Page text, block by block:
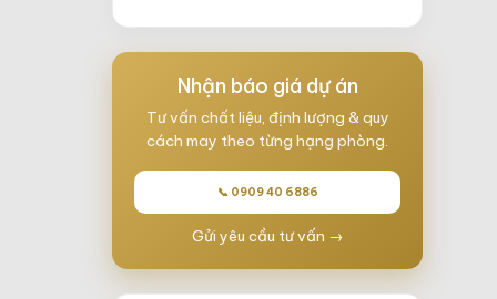
Nhận báo giá dự án
Tư vấn chất liệu, định lượng & quy
cách may theo từng hạng phòng.
📞 0909 40 6886
Gửi yêu cầu tư vấn →